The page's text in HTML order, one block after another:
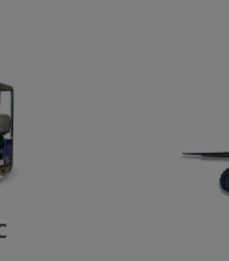
logistiques
Haute
Systèmes